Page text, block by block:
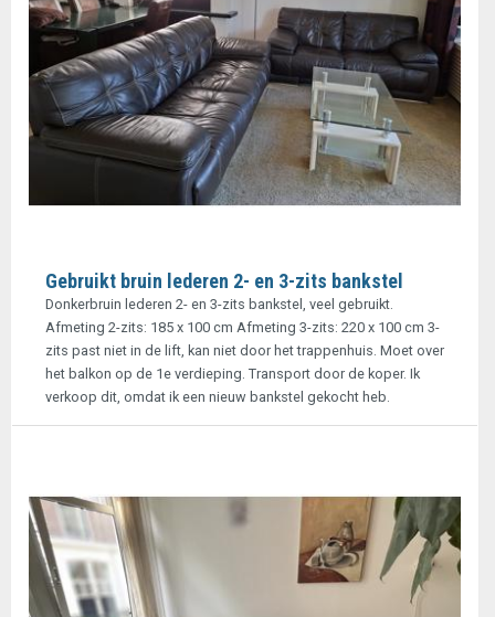
Gebruikt bruin lederen 2- en 3-zits bankstel
Donkerbruin lederen 2- en 3-zits bankstel, veel gebruikt.
Afmeting 2-zits: 185 x 100 cm Afmeting 3-zits: 220 x 100 cm 3-
zits past niet in de lift, kan niet door het trappenhuis. Moet over
het balkon op de 1e verdieping. Transport door de koper. Ik
verkoop dit, omdat ik een nieuw bankstel gekocht heb.